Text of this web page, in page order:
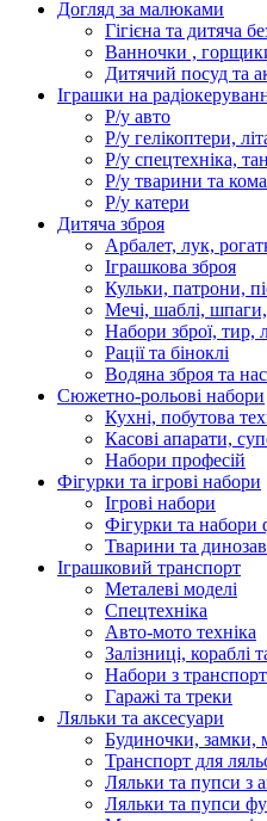
Догляд за малюками
Гігієна та дитяча
Ванночки ,
Дитячий посуд та
Іграшки на
Р/у авто
Р/у гелікоптери,
Р/у спецтехніка,
Р/у тварини та
Р/у катери
Дитяча зброя
Арбалет, лук,
Іграшкова зброя
Кульки, патрони,
Мечі, шаблі,
Набори зброї, тир,
Рації та біноклі
Водяна зброя та
Сюжетно-рольові набори
Кухні, побутова
Касові апарати,
Набори професій
Фігурки та ігрові набори
Ігрові набори
Фігурки та набори
Тварини та
Іграшковий транспорт
Металеві моделі
Спецтехніка
Авто-мото техніка
Залізниці, кораблі
Набори з
Гаражі та треки
Ляльки та аксесуари
Будиночки, замки,
Транспорт для
Ляльки та пупси з
Ляльки та пупси